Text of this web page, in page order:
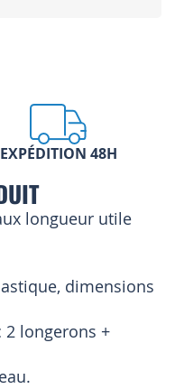
EXPÉDITION 48H
longueur utile
dimensions
2 longerons +